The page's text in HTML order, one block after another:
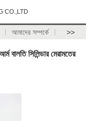
CO.,LTD
আমাদের সম্পর্কে >>
সিলিন্ডার মেরামতের